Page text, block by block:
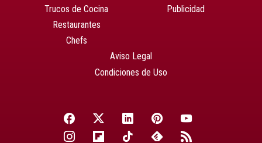
Trucos de Cocina
Restaurantes
Chefs
Publicidad
Aviso Legal
Condiciones de Uso